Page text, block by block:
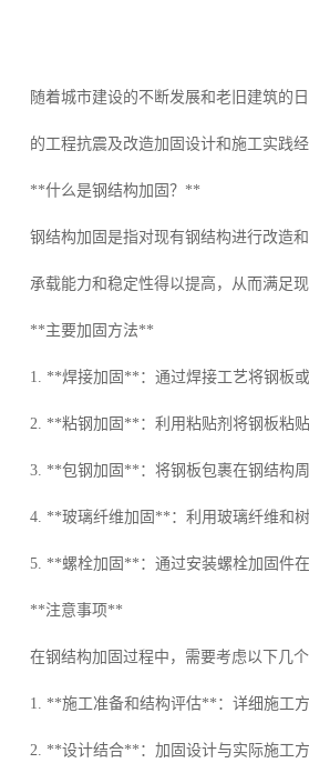
随着城市建设的不断发展和老旧建筑的
的工程抗震及改造加固设计和施工实践
**什么是钢结构加固？**
钢结构加固是指对现有钢结构进行改造
承载能力和稳定性得以提高，从而满足
**主要加固方法**
1. **焊接加固**：通过焊接工艺将钢板
2. **粘钢加固**：利用粘贴剂将钢板粘
3. **包钢加固**：将钢板包裹在钢结构
4. **玻璃纤维加固**：利用玻璃纤维和
5. **螺栓加固**：通过安装螺栓加固件
**注意事项**
在钢结构加固过程中，需要考虑以下几个
1. **施工准备和结构评估**：详细施工
2. **设计结合**：加固设计与实际施工